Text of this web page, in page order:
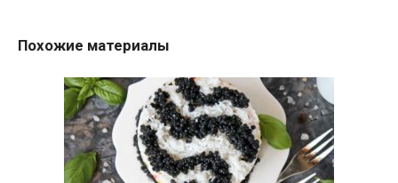
Похожие материалы